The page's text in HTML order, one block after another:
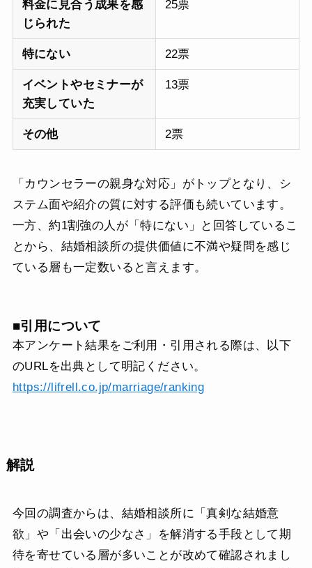
料金に見合う成果を感
じられた
25票
特にない 22票
イベントやセミナーが
充実していた
13票
その他 2票
「カウンセラーの親身な対応」がトップとなり、シ
ステム面や紹介の質に対する評価も続いています。
一方、約1割強の人が「特にない」と回答しているこ
とから、結婚相談所の提供価値に不満や疑問を感じ
ている層も一定数いると言えます。
■引用について
本アンケート結果をご利用・引用される際は、以下
のURLを出典として明記ください。
https://lifrell.co.jp/marriage/ranking
解説
今回の調査からは、結婚相談所に「真剣な結婚意
欲」や「出会いの少なさ」を解消する手段として期
待を寄せている層が多いことが改めて確認されまし